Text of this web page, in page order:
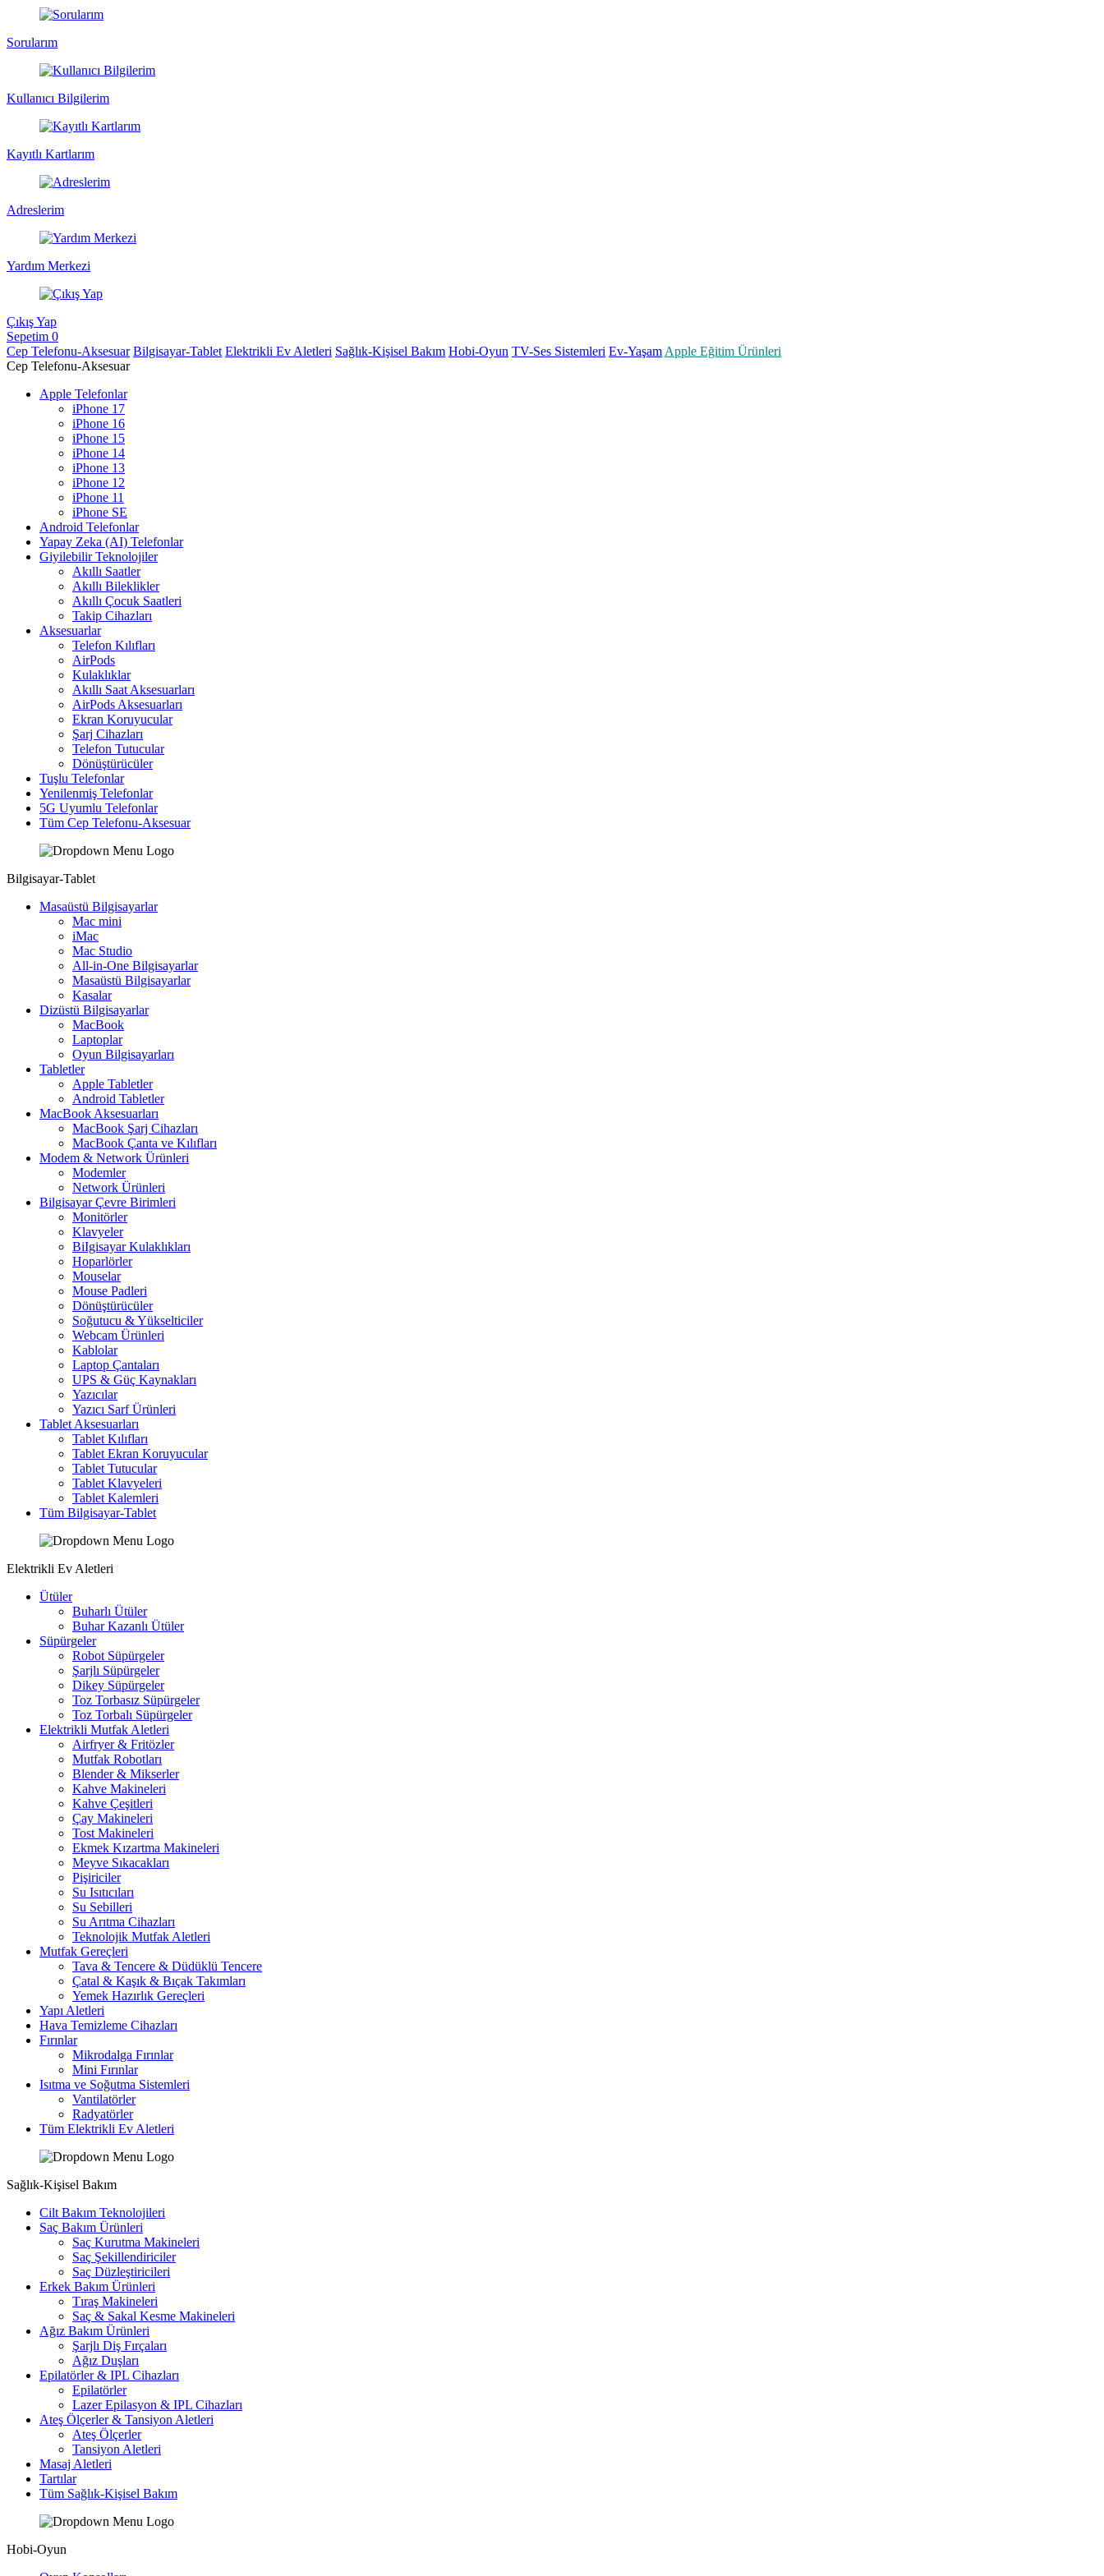
Sorularım
Kullanıcı Bilgilerim
Kayıtlı Kartlarım
Adreslerim
Yardım Merkezi
Çıkış Yap
Sepetim 0
Cep Telefonu-Aksesuar Bilgisayar-Tablet Elektrikli Ev Aletleri Sağlık-Kişisel Bakım Hobi-Oyun TV-Ses Sistemleri Ev-Yaşam Apple Eğitim Ürünleri
Cep Telefonu-Aksesuar
Apple Telefonlar
iPhone 17
iPhone 16
iPhone 15
iPhone 14
iPhone 13
iPhone 12
iPhone 11
iPhone SE
Android Telefonlar
Yapay Zeka (AI) Telefonlar
Giyilebilir Teknolojiler
Akıllı Saatler
Akıllı Bileklikler
Akıllı Çocuk Saatleri
Takip Cihazları
Aksesuarlar
Telefon Kılıfları
AirPods
Kulaklıklar
Akıllı Saat Aksesuarları
AirPods Aksesuarları
Ekran Koruyucular
Şarj Cihazları
Telefon Tutucular
Dönüştürücüler
Tuşlu Telefonlar
Yenilenmiş Telefonlar
5G Uyumlu Telefonlar
Tüm Cep Telefonu-Aksesuar
Bilgisayar-Tablet
Masaüstü Bilgisayarlar
Mac mini
iMac
Mac Studio
All-in-One Bilgisayarlar
Masaüstü Bilgisayarlar
Kasalar
Dizüstü Bilgisayarlar
MacBook
Laptoplar
Oyun Bilgisayarları
Tabletler
Apple Tabletler
Android Tabletler
MacBook Aksesuarları
MacBook Şarj Cihazları
MacBook Çanta ve Kılıfları
Modem & Network Ürünleri
Modemler
Network Ürünleri
Bilgisayar Çevre Birimleri
Monitörler
Klavyeler
BiIgisayar Kulaklıkları
Hoparlörler
Mouselar
Mouse Padleri
Dönüştürücüler
Soğutucu & Yükselticiler
Webcam Ürünleri
Kablolar
Laptop Çantaları
UPS & Güç Kaynakları
Yazıcılar
Yazıcı Sarf Ürünleri
Tablet Aksesuarları
Tablet Kılıfları
Tablet Ekran Koruyucular
Tablet Tutucular
Tablet Klavyeleri
Tablet Kalemleri
Tüm Bilgisayar-Tablet
Elektrikli Ev Aletleri
Ütüler
Buharlı Ütüler
Buhar Kazanlı Ütüler
Süpürgeler
Robot Süpürgeler
Şarjlı Süpürgeler
Dikey Süpürgeler
Toz Torbasız Süpürgeler
Toz Torbalı Süpürgeler
Elektrikli Mutfak Aletleri
Airfryer & Fritözler
Mutfak Robotları
Blender & Mikserler
Kahve Makineleri
Kahve Çeşitleri
Çay Makineleri
Tost Makineleri
Ekmek Kızartma Makineleri
Meyve Sıkacakları
Pişiriciler
Su Isıtıcıları
Su Sebilleri
Su Arıtma Cihazları
Teknolojik Mutfak Aletleri
Mutfak Gereçleri
Tava & Tencere & Düdüklü Tencere
Çatal & Kaşık & Bıçak Takımları
Yemek Hazırlık Gereçleri
Yapı Aletleri
Hava Temizleme Cihazları
Fırınlar
Mikrodalga Fırınlar
Mini Fırınlar
Isıtma ve Soğutma Sistemleri
Vantilatörler
Radyatörler
Tüm Elektrikli Ev Aletleri
Sağlık-Kişisel Bakım
Cilt Bakım Teknolojileri
Saç Bakım Ürünleri
Saç Kurutma Makineleri
Saç Şekillendiriciler
Saç Düzleştiricileri
Erkek Bakım Ürünleri
Tıraş Makineleri
Saç & Sakal Kesme Makineleri
Ağız Bakım Ürünleri
Şarjlı Diş Fırçaları
Ağız Duşları
Epilatörler & IPL Cihazları
Epilatörler
Lazer Epilasyon & IPL Cihazları
Ateş Ölçerler & Tansiyon Aletleri
Ateş Ölçerler
Tansiyon Aletleri
Masaj Aletleri
Tartılar
Tüm Sağlık-Kişisel Bakım
Hobi-Oyun